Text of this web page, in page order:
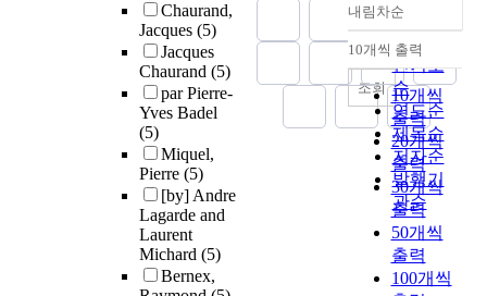
Chaurand,
Jacques (5)
Jacques
Chaurand (5)
par Pierre-
Yves Badel
(5)
Miquel,
Pierre (5)
[by] Andre
Lagarde and
Laurent
Michard (5)
Bernex,
정확도
순
인기도
순
연도순
제목순
저자순
발행기
관순
내림차순
내림차순
10개씩 출력
10개씩
출력
20개씩
출력
30개씩
출력
50개씩
출력
100개씩
조회